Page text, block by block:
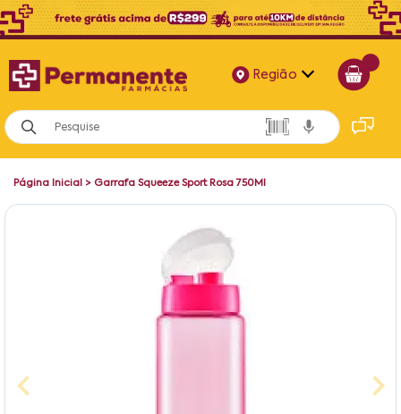
Região
Alagoas
Bahia
Página Inicial > Garrafa Squeeze Sport Rosa 750Ml